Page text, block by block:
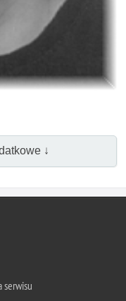
↓
serwisu